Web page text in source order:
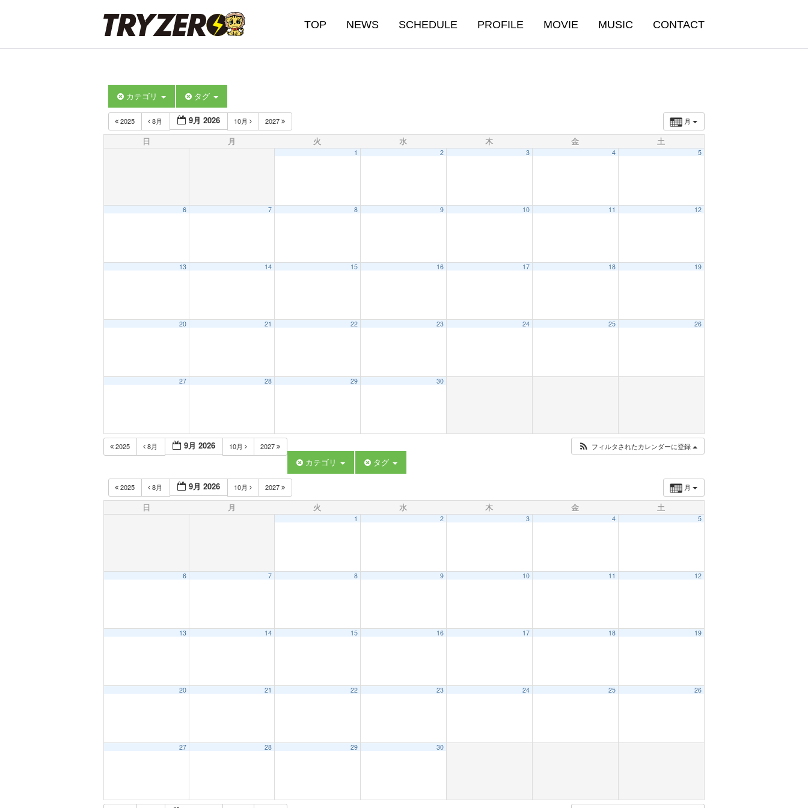
TOP NEWS SCHEDULE PROFILE MOVIE MUSIC CONTACT
カテゴリ タグ
月
2025 8月 9月 2026 10月 2027
日 月 火 水 木 金 土
1 2 3 4 5
6 7 8 9 10 11 12
13 14 15 16 17 18 19
20 21 22 23 24 25 26
27 28 29 30
2025 8月 9月 2026 10月 2027 フィルタされたカレンダーに登録
カテゴリ タグ
月
2025 8月 9月 2026 10月 2027
日 月 火 水 木 金 土
1 2 3 4 5
6 7 8 9 10 11 12
13 14 15 16 17 18 19
20 21 22 23 24 25 26
27 28 29 30